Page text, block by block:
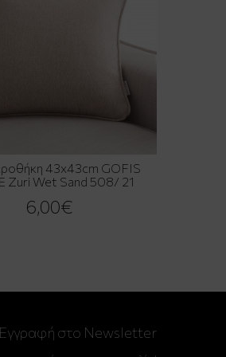
43x43cm GOFIS
Zuri Wet Sand 508/ 21
6,00€
Εγγραφή στο Newsletter